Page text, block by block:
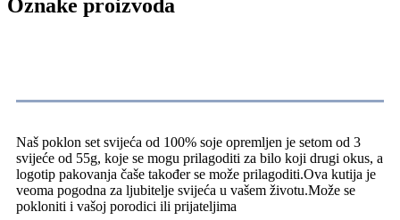
Oznake proizvoda
Naš poklon set svijeća od 100% soje opremljen je setom od 3
svijeće od 55g, koje se mogu prilagoditi za bilo koji drugi okus, a
logotip pakovanja čaše također se može prilagoditi.Ova kutija je
veoma pogodna za ljubitelje svijeća u vašem životu.Može se
pokloniti i vašoj porodici ili prijateljima